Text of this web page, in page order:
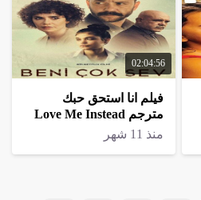
02:04:56
فيلم انا استحق حبك
مترجم Love Me Instead
2021
منذ 11 شهر